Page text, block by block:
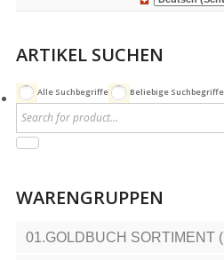
ARTIKEL SUCHEN
Alle Suchbegriffe Beliebige Suchbegriffe
WARENGRUPPEN
01.GOLDBUCH SORTIMENT